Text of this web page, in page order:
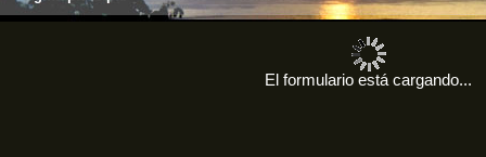
El formulario está cargando...